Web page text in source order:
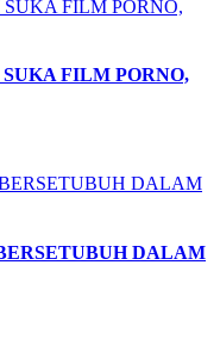
SUKA FILM PORNO,
DALAM